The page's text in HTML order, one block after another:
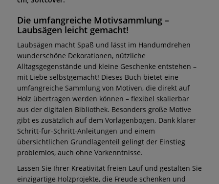
Die umfangreiche Motivsammlung –
Laubsägen leicht gemacht!
Laubsägen macht Spaß und lässt im Handumdrehen
wunderschöne Dekorationen, nützliche
Alltagsgegenstände und kleine Geschenke entstehen –
mit Liebe selbstgemacht! Dieses Buch bietet eine
umfangreiche Sammlung von Motiven, die direkt auf
Holz übertragen werden können – flexibel skalierbar
aus der digitalen Bibliothek. Besonders große Motive
gibt es zusätzlich auf dem Vorlagenbogen. Dank klarer
Schritt-für-Schritt-Anleitungen und einem
übersichtlichen Grundlagenteil gelingt der Einstieg
problemlos, auch ohne Vorkenntnisse.
Lassen Sie Ihrer Kreativität freien Lauf und gestalten Sie
einzigartige Holzprojekte, die Freude schenken und